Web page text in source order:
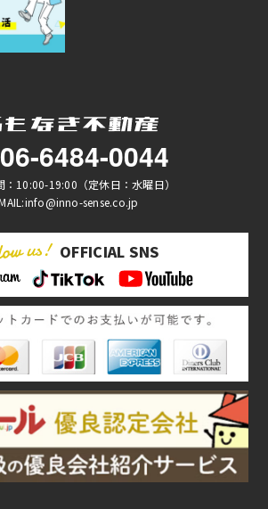
06-6484-0044
：10:00-19:00（定休日：水曜日）
sense.co.jp
OFFICIAL SNS